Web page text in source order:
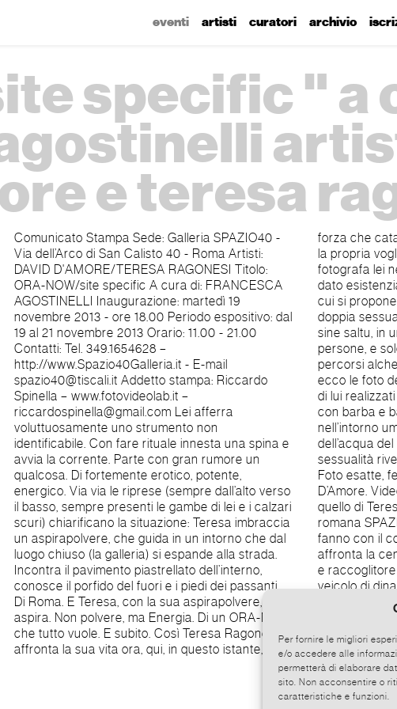
Per fornire le migliori
e/o accedere alle
permetterà di elaborare
sito. Non acconsentire o
caratteristiche e funzioni.
eventi artisti curatori archivio
specific " a
e teresa
Comunicato Stampa Sede: Galleria SPAZIO40 -
Via dell’Arco di San Calisto 40 - Roma Artisti:
DAVID D'AMORE/TERESA RAGONESI Titolo:
ORA-NOW/site specific A cura di: FRANCESCA
AGOSTINELLI Inaugurazione: martedì 19
novembre 2013 - ore 18.00 Periodo espositivo: dal
19 al 21 novembre 2013 Orario: 11.00 - 21.00
Contatti: Tel. 349.1654628 –
http://www.Spazio40Galleria.it - E-mail
spazio40@tiscali.it Addetto stampa: Riccardo
Spinella – www.fotovideolab.it –
riccardospinella@gmail.com Lei afferra
voluttuosamente uno strumento non
identificabile. Con fare rituale innesta una spina e
avvia la corrente. Parte con gran rumore un
qualcosa. Di fortemente erotico, potente,
energico. Via via le riprese (sempre dall’alto verso
il basso, sempre presenti le gambe di lei e i calzari
scuri) chiarificano la situazione: Teresa imbraccia
un aspirapolvere, che guida in un intorno che dal
luogo chiuso (la galleria) si espande alla strada.
Incontra il pavimento piastrellato dell’interno,
conosce il porfido del fuori e i piedi dei passanti.
Di Roma. E Teresa, con la sua aspirapolvere,
aspira. Non polvere, ma Energia. Di un ORA-NOW
che tutto vuole. E subito. Così Teresa Ragonesi
affronta la sua vita ora, qui, in questo istante, con
forza che catalizza e rilancia in modo affermativo
la propria voglia di essere nel mondo. Lui
fotografa lei nella sua performance-documento di
dato esistenziale. Realizza quindi ulteriori foto in
cui si propone in autoritratti ancestrali dalla
doppia sessualità, quella che ci è data per natura
sine saltu, in una commistione che ci rende
persone, e solo poi maschi e femmine secondo
percorsi alchemici che l’artista mette in gioco. Ed
ecco le foto dedicate a lei. Ed ecco gli autoritratti
di lui realizzati fotografando giovani donne che
con barba e baffi, con fallo posticcio, raccontano,
nell’intorno umido delle colline, dentro la catarsi
dell’acqua del fiume, la storia disturbante di una
sessualità rivelata a fondamento dell’individuo.
Foto esatte, ferme, sacrali quelle di David
D’Amore. Video dinamico, rumoroso, pervasivo
quello di Teresa Ragonesi. Insieme nella Galleria
romana SPAZIO40 proclamano ORA NOW. E lo
fanno con il coraggio dello scavo profondo. Che
affronta la centralità del luogo, Roma, propulsore
e raccoglitore di energie millenarie, per farsi
veicolo di dinamiche esistenziali positive quanto
taglienti, affilate e decise. Conduttrici di forza e di
rilancio affermativo consapevole e vitale.
Francesca